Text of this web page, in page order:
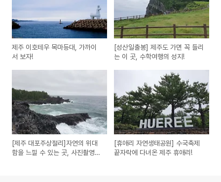
제주 이호테우 목마등대, 가까이
서 보자!
[성산일출봉] 제주도 가면 꼭 들리
는 이 곳, 수학여행의 성지!
[제주 대포주상절리]자연의 위대
함을 느낄 수 있는 곳, 사진촬영의
[휴애리 자연생태공원] 수국축제
끝자락에 다녀온 제주 휴애리!